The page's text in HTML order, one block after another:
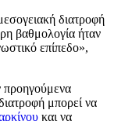
διατροφή
βαθμολογία ήταν
επίπεδο»,
προηγούμενα
μπορεί να
και να